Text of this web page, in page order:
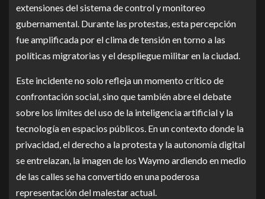
extensiones del sistema de control y monitoreo
gubernamental. Durante las protestas, esta percepción
fue amplificada por el clima de tensión en torno a las
políticas migratorias y el despliegue militar en la ciudad.
Este incidente no solo refleja un momento crítico de
confrontación social, sino que también abre el debate
sobre los límites del uso de la inteligencia artificial y la
tecnología en espacios públicos. En un contexto donde la
privacidad, el derecho a la protesta y la autonomía digital
se entrelazan, la imagen de los Waymo ardiendo en medio
de las calles se ha convertido en una poderosa
representación del malestar actual.